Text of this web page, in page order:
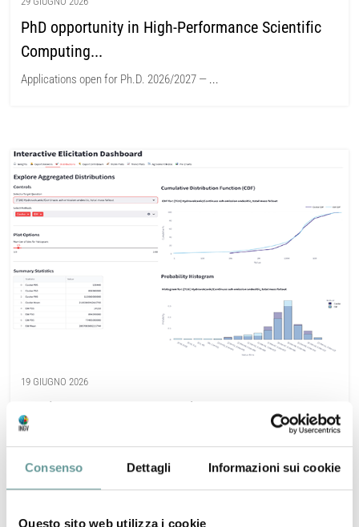
Consenso Dettagli Informazioni sui cookie
Questo sito web utilizza i cookie
PhD opportunity in High-Performance Scientific
Computing...
Applications open for Ph.D. 2026/2027 — ...
19 GIUGNO 2026
Version 2 – ELICIPY: A Python...
de’ Michieli Vitturi M., A. Bevilacqua,